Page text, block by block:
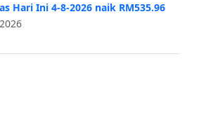
Hari Ini 4-8-2026 naik RM535.96